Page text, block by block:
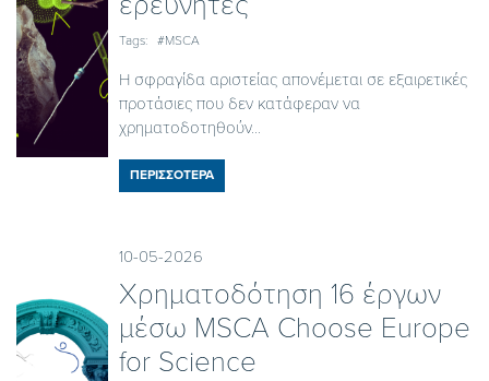
Tags: #MSCA
Η σφραγίδα αριστείας απονέμεται σε εξαιρετικές
προτάσιες που δεν κατάφεραν να
χρηματοδοτηθούν...
ΠΕΡΙΣΣΟΤΕΡΑ
10-05-2026
Χρηματοδότηση 16 έργων
μέσω MSCA Choose Europe
for Science